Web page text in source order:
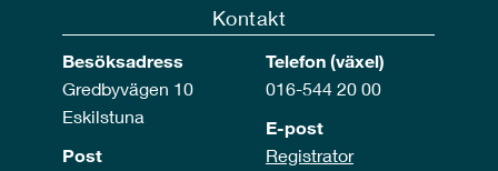
Kontakt
Besöksadress
Gredbyvägen 10
Eskilstuna
Post
Telefon (växel)
016-544 20 00
E-post
Registrator